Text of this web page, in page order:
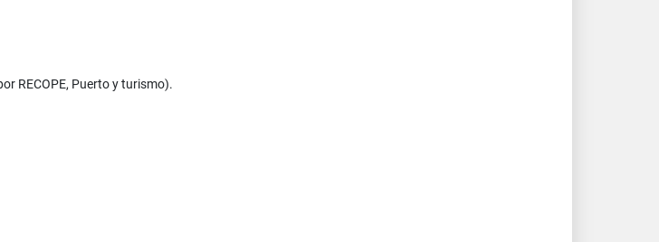
RECOPE, Puerto y turismo).